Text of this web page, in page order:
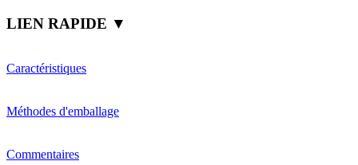
LIEN RAPIDE ▼
Caractéristiques
Méthodes d'emballage
Commentaires